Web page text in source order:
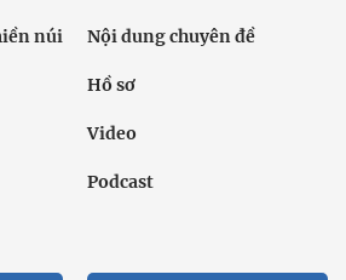
núi Nội dung chuyên đề
Hồ sơ
Video
Podcast